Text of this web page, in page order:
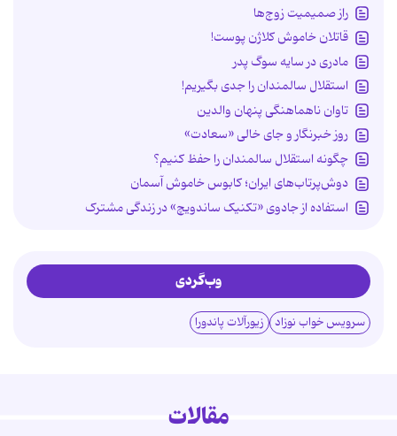
راز صمیمیت زوج‌ها
قاتلان خاموش کلاژن پوست!
مادری در سایه سوگ پدر
استقلال سالمندان را جدی بگیریم!
تاوان ناهماهنگی پنهان والدین
روز خبرنگار و جای خالی «سعادت»
چگونه استقلال سالمندان را حفظ کنیم؟
دوش‌پرتاب‌های ایران؛ کابوس خاموش آسمان
استفاده از جادوی «تکنیک ساندویچ» در زندگی مشترک
وب‌گردی
سرویس خواب نوزاد زیورآلات پاندورا
مقالات